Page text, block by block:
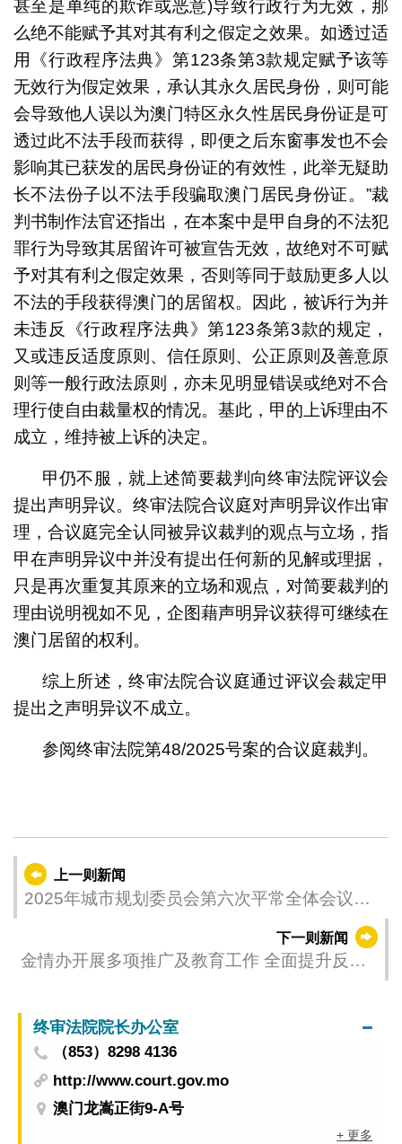
甚至是单纯的欺诈或恶意)导致行政行为无效，那
么绝不能赋予其对其有利之假定之效果。如透过适
用《行政程序法典》第123条第3款规定赋予该等
无效行为假定效果，承认其永久居民身份，则可能
会导致他人误以为澳门特区永久性居民身份证是可
透过此不法手段而获得，即便之后东窗事发也不会
影响其已获发的居民身份证的有效性，此举无疑助
长不法份子以不法手段骗取澳门居民身份证。”裁
判书制作法官还指出，在本案中是甲自身的不法犯
罪行为导致其居留许可被宣告无效，故绝对不可赋
予对其有利之假定效果，否则等同于鼓励更多人以
不法的手段获得澳门的居留权。因此，被诉行为并
未违反《行政程序法典》第123条第3款的规定，
又或违反适度原则、信任原则、公正原则及善意原
则等一般行政法原则，亦未见明显错误或绝对不合
理行使自由裁量权的情况。基此，甲的上诉理由不
成立，维持被上诉的决定。
甲仍不服，就上述简要裁判向终审法院评议会
提出声明异议。终审法院合议庭对声明异议作出审
理，合议庭完全认同被异议裁判的观点与立场，指
甲在声明异议中并没有提出任何新的见解或理据，
只是再次重复其原来的立场和观点，对简要裁判的
理由说明视如不见，企图藉声明异议获得可继续在
澳门居留的权利。
综上所述，终审法院合议庭通过评议会裁定甲
提出之声明异议不成立。
参阅终审法院第48/2025号案的合议庭裁判。
上一则新闻
2025年城市规划委员会第六次平常全体会议安
下一则新闻
金情办开展多项推广及教育工作 全面提升反洗
终审法院院长办公室
（853）8298 4136
http://www.court.gov.mo
澳门龙嵩正街9-A号
+ 更多